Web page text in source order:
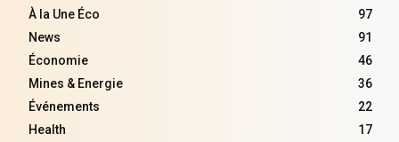
À la Une Éco
97
News
91
Économie
46
Mines & Energie
36
Événements
22
Health
17